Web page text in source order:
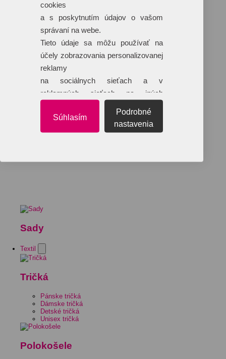
Sady
Textil
Tričká
Pánske tričká
Dámske tričká
Detské tričká
Unisex tričká
Polokošele
cookies
a s poskytnutím údajov o vašom
správaní na webe.
Tieto údaje sa môžu používať na
účely zobrazovania personalizovanej
reklamy
na sociálnych sieťach a v
reklamných sieťach na iných
Súhlasím
Podrobné
nastavenia